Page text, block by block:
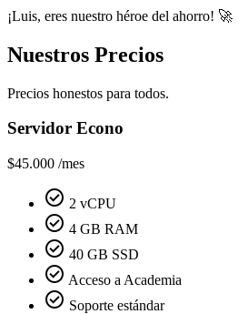
¡Luis, eres nuestro héroe del ahorro! 🚀
Nuestros Precios
Precios honestos para todos.
Servidor Econo
$45.000 /mes
check_circle 2 vCPU
check_circle 4 GB RAM
check_circle 40 GB SSD
check_circle Acceso a Academia
check_circle Soporte estándar